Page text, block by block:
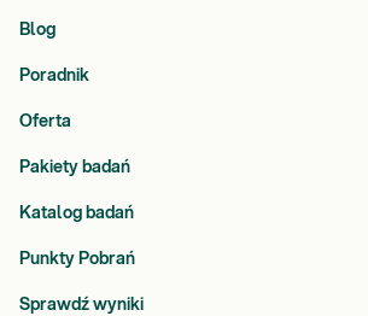
Blog
Poradnik
Oferta
Pakiety badań
Katalog badań
Punkty Pobrań
Sprawdź wyniki